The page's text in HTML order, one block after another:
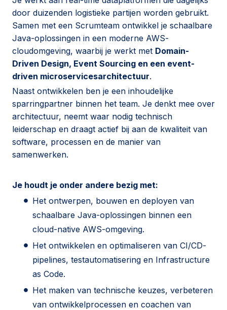
door duizenden logistieke partijen worden gebruikt.
Samen met een Scrumteam ontwikkel je schaalbare
Java-oplossingen in een moderne AWS-
cloudomgeving, waarbij je werkt met Domain-
Driven Design, Event Sourcing en een event-
driven microservicesarchitectuur.
Naast ontwikkelen ben je een inhoudelijke
sparringpartner binnen het team. Je denkt mee over
architectuur, neemt waar nodig technisch
leiderschap en draagt actief bij aan de kwaliteit van
software, processen en de manier van
samenwerken.
Je houdt je onder andere bezig met:
Het ontwerpen, bouwen en deployen van
schaalbare Java-oplossingen binnen een
cloud-native AWS-omgeving.
Het ontwikkelen en optimaliseren van CI/CD-
pipelines, testautomatisering en Infrastructure
as Code.
Het maken van technische keuzes, verbeteren
van ontwikkelprocessen en coachen van